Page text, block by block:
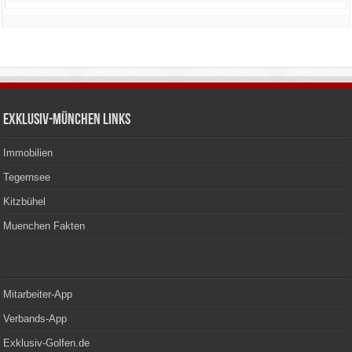
Exklusiv-München Links
Immobilien
Tegernsee
Kitzbühel
Muenchen Fakten
Mitarbeiter-App
Verbands-App
Exklusiv-Golfen.de